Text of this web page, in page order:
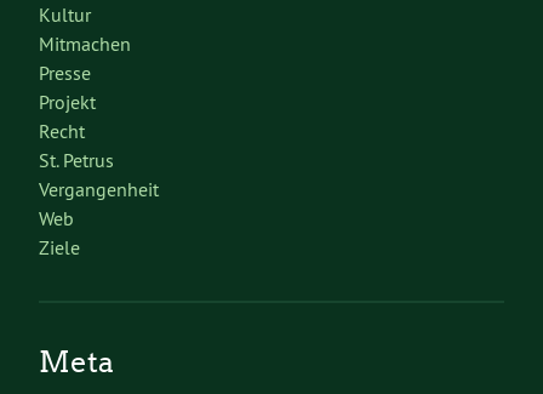
Kultur
Mitmachen
Presse
Projekt
Recht
St. Petrus
Vergangenheit
Web
Ziele
Meta